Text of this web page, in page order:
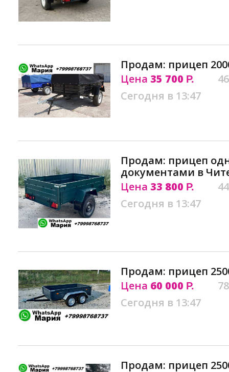
Продам: прицеп
Цена 35 700 Р.
Сегодня в 13:47
Продам: прицеп
документами в
Цена 33 800 Р.
Сегодня в 13:47
Продам: прицеп
Цена 60 000 Р.
Сегодня в 13:47
Продам: прицеп